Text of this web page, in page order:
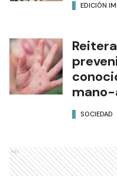
EDICIÓN
SOCIEDAD
Ads